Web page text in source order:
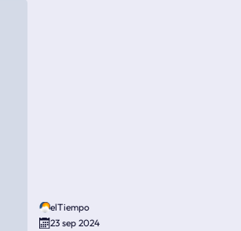
elTiempo
23 sep 2024